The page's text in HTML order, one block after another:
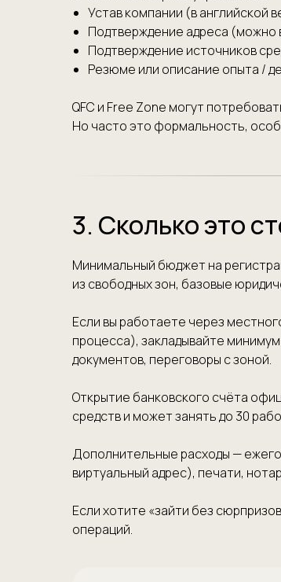
Устав компании (в английской
Подтверждение адреса (можно
Подтверждение источников
Резюме или описание опыта /
QFC и Free Zone могут
Но часто это формальность,
3. Сколько это
Минимальный бюджет на
из свободных зон, базовые
Если вы работаете через
процесса), закладывайте
документов, переговоры с зоной.
Открытие банковского счёта
средств и может занять до 30
Дополнительные расходы —
виртуальный адрес), печати,
Если хотите «зайти без
операций.